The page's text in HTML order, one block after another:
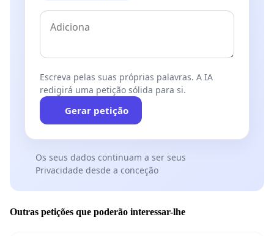
Escreva pelas suas próprias palavras. A IA
redigirá uma petição sólida para si.
Gerar petição
Os seus dados continuam a ser seus
Privacidade desde a conceção
Outras petições que poderão interessar-lhe